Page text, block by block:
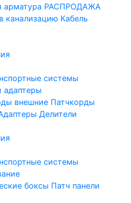
арматура РАСПРОДАЖА
канализацию Кабель
системы
адаптеры
внешние Патчкорды
Делители
системы
боксы Патч панели